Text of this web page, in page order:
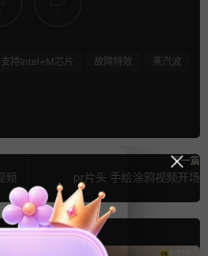
支持Intel+M芯片 故障特效
蒸汽波
频
下一篇
pr片头 手绘涂鸦视频开场